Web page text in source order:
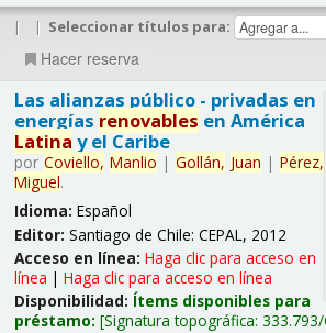
| | Seleccionar títulos para:
Hacer reserva
Las alianzas público - privadas en
energías renovables en América
Latina y el Caribe
por Coviello, Manlio | Gollán, Juan | Pérez,
Miguel.
Idioma: Español
Editor: Santiago de Chile: CEPAL, 2012
Acceso en línea: Haga clic para acceso en
línea | Haga clic para acceso en línea
Disponibilidad: Ítems disponibles para
préstamo: Signatura topográfica: